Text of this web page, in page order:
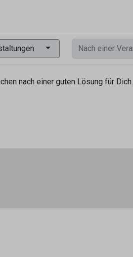
nach einer guten Lösung für Dich.